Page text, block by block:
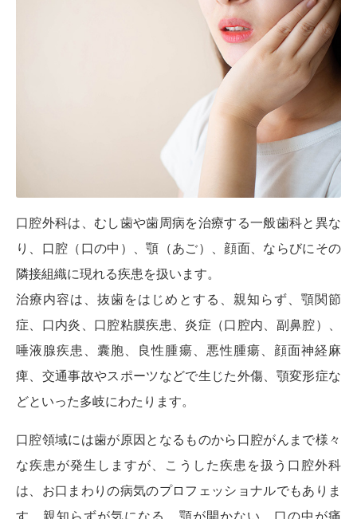
口腔外科は、むし歯や歯周病を治療する一般歯科と異な
り、口腔（口の中）、顎（あご）、顔面、ならびにその
隣接組織に現れる疾患を扱います。
治療内容は、抜歯をはじめとする、親知らず、顎関節
症、口内炎、口腔粘膜疾患、炎症（口腔内、副鼻腔）、
唾液腺疾患、囊胞、良性腫瘍、悪性腫瘍、顔面神経麻
痺、交通事故やスポーツなどで生じた外傷、顎変形症な
どといった多岐にわたります。
口腔領域には歯が原因となるものから口腔がんまで様々
な疾患が発生しますが、こうした疾患を扱う口腔外科
は、お口まわりの病気のプロフェッショナルでもありま